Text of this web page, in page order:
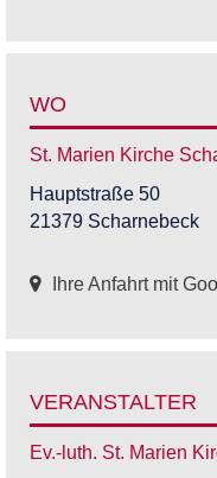
WO
St. Marien Kirche
Hauptstraße 50
21379 Scharnebeck
Ihre Anfahrt mit
VERANSTALTER
Ev.-luth. St. Marien